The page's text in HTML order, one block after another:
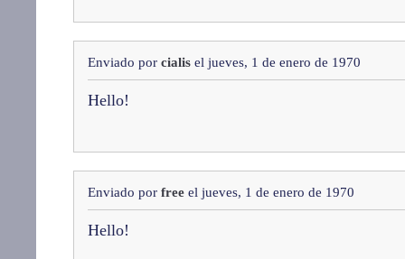
Enviado por cialis el jueves, 1 de enero de 1970
Hello!
Enviado por free el jueves, 1 de enero de 1970
Hello!